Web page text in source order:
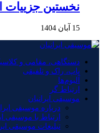
نخستین جزییات
15 آبان 1404
دستگاهی، مقامی و
پاپ، راک و تلفیقی
آلبوم‌ها
ارتباط گر
موسیقی ایرانیان
درباره موسیقی
ارتباط با موسیقی
تبلیغات موسیقی